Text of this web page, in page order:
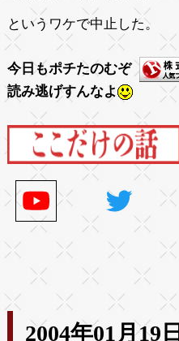
というワケで中止した。
今日もポチたのむぞ
読み逃げすんなよ
2004年01月19日